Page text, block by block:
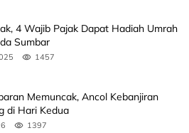
4 Wajib Pajak Dapat Hadiah Umrah
Sumbar
1457
Memuncak, Ancol Kebanjiran
di Hari Kedua
1397